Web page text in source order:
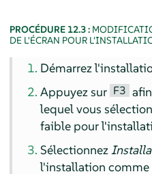
PROCÉDURE 12.3 :
DE L'ÉCRAN POUR
Démarrez
Appuyez sur F3
lequel vous
faible pour
Sélectionnez
l'installation